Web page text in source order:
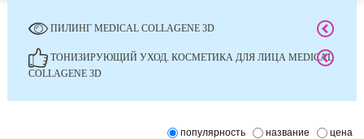
ПИЛИНГ MEDICAL COLLAGENE 3D
ТОНИЗИРУЮЩИЙ УХОД. КОСМЕТИКА ДЛЯ ЛИЦА MEDICAL
COLLAGENE 3D
популярность название цена